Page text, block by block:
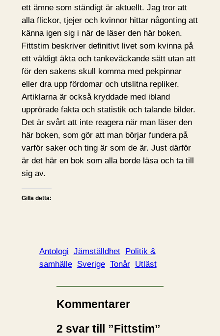
ett ämne som ständigt är aktuellt. Jag tror att
alla flickor, tjejer och kvinnor hittar någonting att
känna igen sig i när de läser den här boken.
Fittstim beskriver definitivt livet som kvinna på
ett väldigt äkta och tankeväckande sätt utan att
för den sakens skull komma med pekpinnar
eller dra upp fördomar och utslitna repliker.
Artiklarna är också kryddade med ibland
upprörade fakta och statistik och talande bilder.
Det är svårt att inte reagera när man läser den
här boken, som gör att man börjar fundera på
varför saker och ting är som de är. Just därför
är det här en bok som alla borde läsa och ta till
sig av.
Gilla detta:
Antologi Jämställdhet Politik &
samhälle Sverige Tonår Utläst
Kommentarer
2 svar till ”Fittstim”